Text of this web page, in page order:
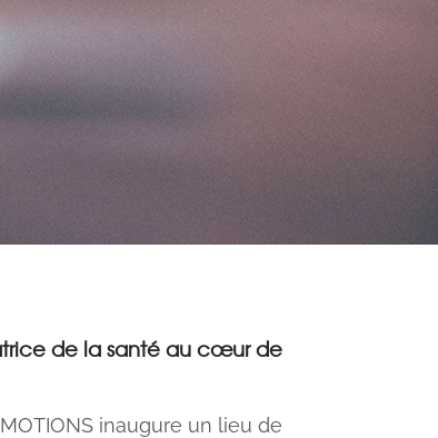
de la santé au cœur de
inaugure un lieu de